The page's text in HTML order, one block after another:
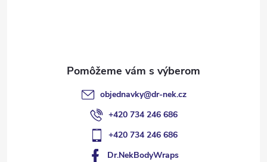
objednavky@dr-nek.cz
+420 734 246 686
+420 734 246 686
Dr.NekBodyWraps